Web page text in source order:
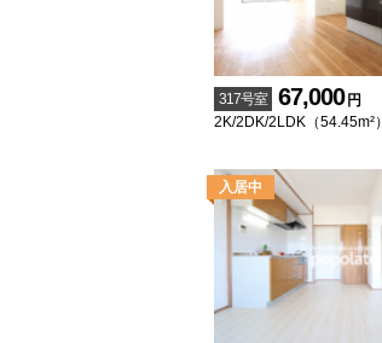
317号室 67,000 円
2K/2DK/2LDK（54.45m²）